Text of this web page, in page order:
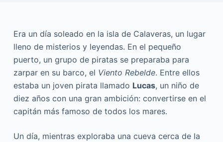
Era un día soleado en la isla de Calaveras, un lugar
lleno de misterios y leyendas. En el pequeño
puerto, un grupo de piratas se preparaba para
zarpar en su barco, el Viento Rebelde. Entre ellos
estaba un joven pirata llamado Lucas, un niño de
diez años con una gran ambición: convertirse en el
capitán más famoso de todos los mares.
Un día, mientras exploraba una cueva cerca de la